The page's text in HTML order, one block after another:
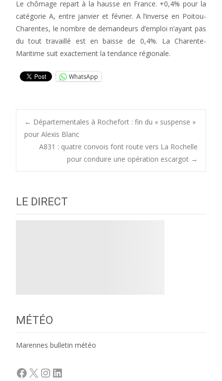
Le chômage repart à la hausse en France. +0,4% pour la
catégorie A, entre janvier et février. A l’inverse en Poitou-
Charentes, le nombre de demandeurs d’emploi n’ayant pas
du tout travaillé est en baisse de 0,4%. La Charente-
Maritime suit exactement la tendance régionale.
WhatsApp
Post
navigation
← Départementales à Rochefort : fin du « suspense »
pour Alexis Blanc
A831 : quatre convois font route vers La Rochelle
pour conduire une opération escargot →
LE DIRECT
MÉTÉO
Marennes bulletin météo
Facebook
X Instagram
LinkedIn